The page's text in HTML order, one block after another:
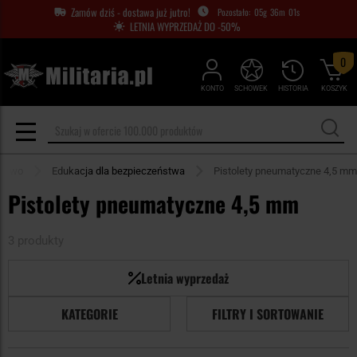
Zamów dziś - dostawa już jutro! 05g 36m 01s
LETNIA WYPRZEDAŻ DO -50%
KONTO HISTORIA
SCHOWEK KOSZYK
0
Edukacja dla bezpieczeństwa Pistolety pneumatyczne 4,5 mm
Pistolety pneumatyczne 4,5 mm
Letnia wyprzedaż
KATEGORIE
FILTRY I SORTOWANIE